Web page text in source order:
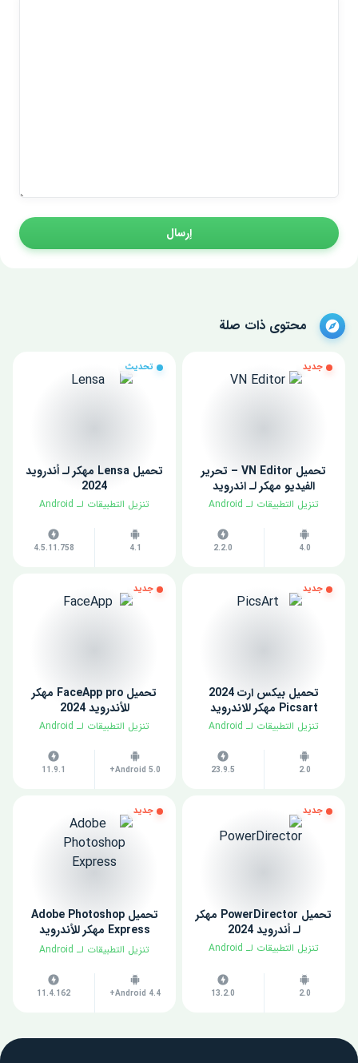
إرسال
محتوى ذات صلة
جديد
تحميل VN Editor – تحرير
الفيديو مهكر لـ اندرويد
​تنزيل التطبيقات لـ ​Android
4.0
2.2.0
تحديث
تحميل Lensa مهكر لـ أندرويد
2024
​تنزيل التطبيقات لـ ​Android
4.1
4.5.11.758
جديد
تحميل بيكس ارت 2024
Picsart مهكر للاندرويد
​تنزيل التطبيقات لـ ​Android
2.0
23.9.5
جديد
تحميل FaceApp pro مهكر
للأندرويد 2024
​تنزيل التطبيقات لـ ​Android
Android 5.0+
11.9.1
جديد
تحميل PowerDirector مهكر
لـ أندرويد 2024
​تنزيل التطبيقات لـ ​Android
2.0
13.2.0
جديد
تحميل Adobe Photoshop
Express مهكر للأندرويد
2024
​تنزيل التطبيقات لـ ​Android
Android 4.4+
11.4.162